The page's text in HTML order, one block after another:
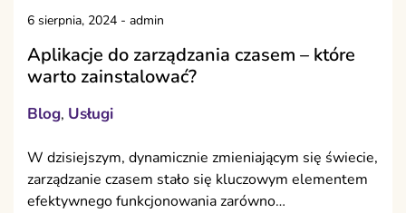
6 sierpnia, 2024 - admin
Aplikacje do zarządzania czasem – które
warto zainstalować?
Blog, Usługi
W dzisiejszym, dynamicznie zmieniającym się świecie,
zarządzanie czasem stało się kluczowym elementem
efektywnego funkcjonowania zarówno…